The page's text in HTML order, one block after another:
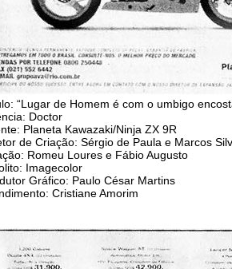
“Lugar de Homem é com o umbigo
Doctor
Planeta Kawazaki/Ninja ZX 9R
de Criação: Sérgio de Paula e Marcos
Romeu Loures e Fábio Augusto
Imagecolor
Gráfico: Paulo César Martins
Cristiane Amorim